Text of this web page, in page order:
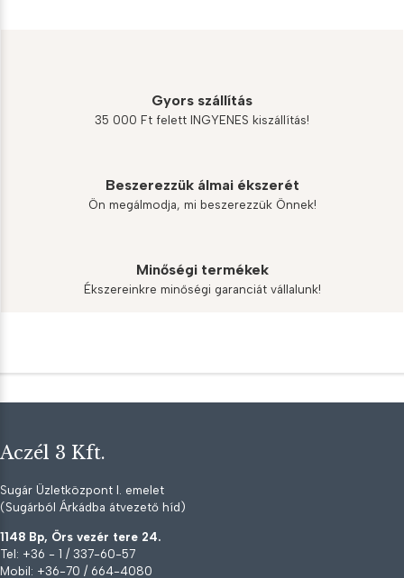
Gyors szállítás
35 000 Ft felett INGYENES kiszállítás!
Beszerezzük álmai ékszerét
Ön megálmodja, mi beszerezzük Önnek!
Minőségi termékek
Ékszereinkre minőségi garanciát vállalunk!
Aczél 3 Kft.
Sugár Üzletközpont I. emelet
(Sugárból Árkádba átvezető híd)
1148 Bp, Örs vezér tere 24.
Tel: +36 - 1 / 337-60-57
Mobil: +36-70 / 664-4080